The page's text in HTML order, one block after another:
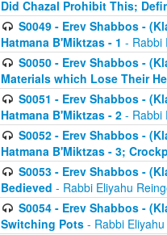
Did Chazal Prohibit This;
S0049 - Erev Shabbos -
Hatmana B'Miktzas - 1 - Rabbi
S0050 - Erev Shabbos -
Materials which Lose Their
S0051 - Erev Shabbos -
Hatmana B'Miktzas - 2 - Rabbi
S0052 - Erev Shabbos -
Hatmana B'Miktzas - 3;
S0053 - Erev Shabbos -
Bedieved - Rabbi Eliyahu
S0054 - Erev Shabbos -
Switching Pots - Rabbi